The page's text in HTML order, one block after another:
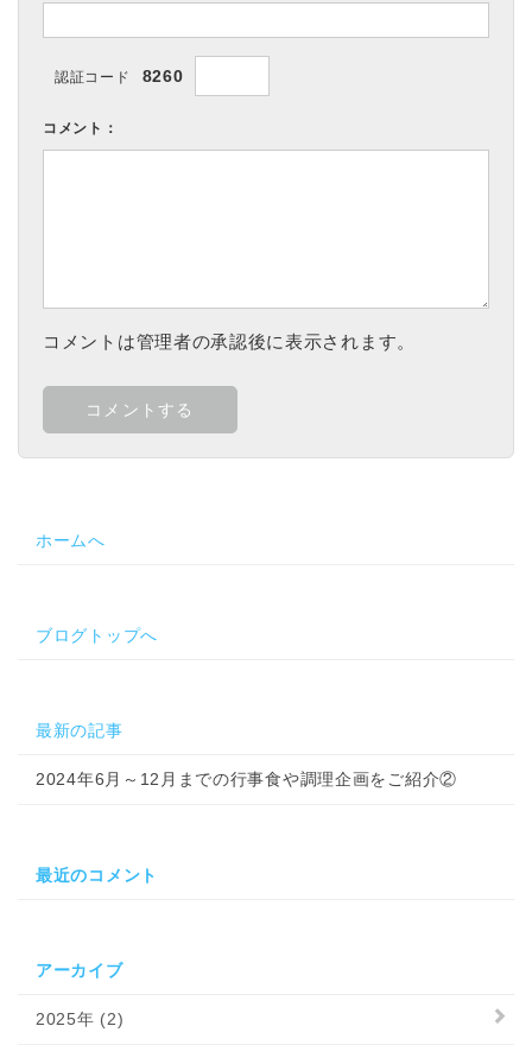
認証コード 8260
コメント：
コメントは管理者の承認後に表示されます。
ホームへ
ブログトップへ
最新の記事
2024年6月～12月までの行事食や調理企画をご紹介②
最近のコメント
アーカイブ
2025年 (2)